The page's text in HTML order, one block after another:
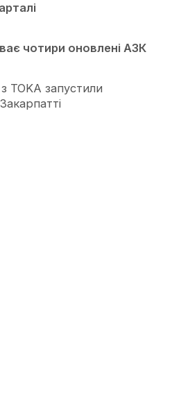
чотири оновлені АЗК
TOKA запустили